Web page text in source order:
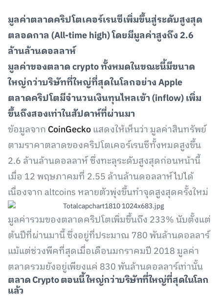
มูลค่าตลาดคริปโตเคอร์เรนซีเพิ่มขึ้นสู่ระดับสูงสุด
ตลอดกาล (All-time high)โดยมีมูลค่าสูงถึง 2.6
ล้านล้านดอลลาห์
มูลค่าของตลาดcryptoทั้งหมดในขณะนี้มีขนาด
ใหญ่กว่าบริษัทที่ใหญ่ที่สุดในโลกอย่างApple
ตลาดคริปโตมีจำนวนเงินทุนไหลเข้า(inflow)เพิ่ม
ขึ้นถึงสองเท่าในสัปดาห์ที่ผ่านมา
ข้อมูลจาก CoinGeckoแสดงให้เห็นว่า มูลค่าสินทรัพย์
ตามราคาตลาดของคริปโตเคอร์เรนซีทั้งหมดสูงขึ้น
2.6 ล้านล้านดอลลาห์ ซึ่งทะลุระดับสูงสุดก่อนหน้านี้
เมื่อ 12 พฤษภาคมที่ 2.55 ล้านล้านดอลลาห์ไปได้
เนื่องจาก altcoins หลายตัวพุ่งขึ้นทำจุดสูงสุดครั้งใหม่
มูลค่ารวมของตลาดคริปโตเพิ่มขึ้นถึง 233% นับตั้งแต่
ต้นปีที่ผ่านมานี้ ซึ่งอยู่ที่ประมาณ 780 พันล้านดอลลาร์
แม้แต่ช่วงพีคที่สุดเมื่อเดือนมกราคมปี 2018 มูลค่า
ตลาดรวมยังอยู่เพียงแค่ 830 พันล้านดอลลาร์เท่านั้น
ตลาด Crypto ตอนนี้ใหญ่กว่าบริษัทที่ใหญ่ที่สุดในโลก
แล้ว